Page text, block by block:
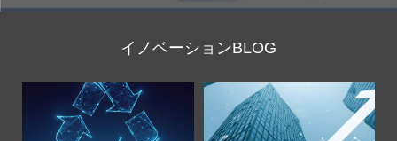
イノベーションBLOG